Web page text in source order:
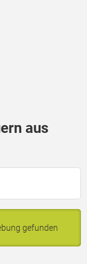
aus
gefunden